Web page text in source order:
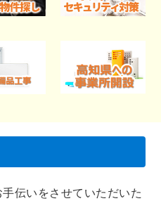
伝いをさせていただいた